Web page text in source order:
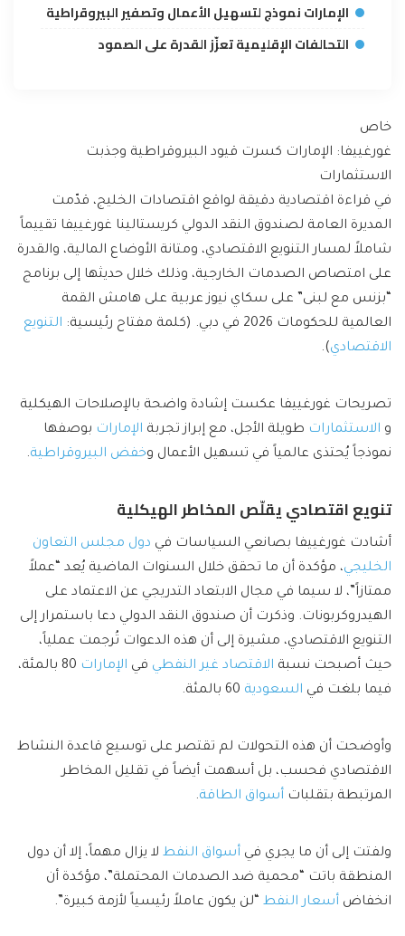
الإمارات نموذج لتسهيل الأعمال وتصفير البيروقراطية
التحالفات الإقليمية تعزّز القدرة على الصمود
خاص
غورغييفا: الإمارات كسرت قيود البيروقراطية وجذبت
الاستثمارات
في قراءة اقتصادية دقيقة لواقع اقتصادات الخليج، قدّمت
المديرة العامة لصندوق النقد الدولي كريستالينا غورغييفا تقييماً
شاملاً لمسار التنويع الاقتصادي، ومتانة الأوضاع المالية، والقدرة
على امتصاص الصدمات الخارجية، وذلك خلال حديثها إلى برنامج
“بزنس مع لبنى” على سكاي نيوز عربية على هامش القمة
العالمية للحكومات 2026 في دبي. (كلمة مفتاح رئيسية:
التنويع
الاقتصادي).
تصريحات غورغييفا عكست إشادة واضحة بالإصلاحات الهيكلية
و الاستثمارات طويلة الأجل، مع إبراز تجربة الإمارات بوصفها
نموذجاً يُحتذى عالمياً في تسهيل الأعمال وخفض البيروقراطية.
تنويع اقتصادي يقلّص المخاطر الهيكلية
أشادت غورغييفا بصانعي السياسات في دول مجلس التعاون
الخليجي، مؤكدة أن ما تحقق خلال السنوات الماضية يُعد “عملاً
ممتازاً”، لا سيما في مجال الابتعاد التدريجي عن الاعتماد على
الهيدروكربونات. وذكرت أن صندوق النقد الدولي دعا باستمرار إلى
التنويع الاقتصادي، مشيرة إلى أن هذه الدعوات تُرجمت عملياً،
حيث أصبحت نسبة الاقتصاد غير النفطي في الإمارات
80 بالمئة،
فيما بلغت في السعودية
وأوضحت أن هذه التحولات لم تقتصر على توسيع قاعدة النشاط
الاقتصادي فحسب، بل أسهمت أيضاً في تقليل المخاطر
المرتبطة بتقلبات أسواق الطاقة.
ولفتت إلى أن ما يجري في أسواق النفط لا يزال مهماً، إلا أن دول
المنطقة باتت “محمية ضد الصدمات المحتملة”، مؤكدة أن
انخفاض أسعار النفط “لن يكون عاملاً رئيسياً لأزمة كبيرة”.